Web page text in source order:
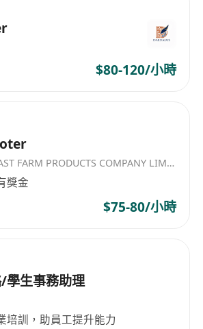
$80-120/小時
ENJOY NORTH EAST FARM PRODUCTS COMPANY LIMITED
獎金
$75-80/小時
學生事務助理
培訓，助員工提升能力